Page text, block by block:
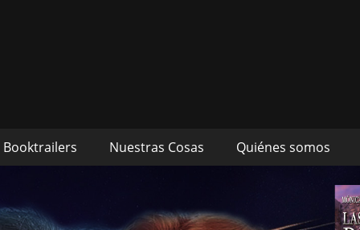
autores Mónica Cueto
Booktrailers Nuestras Cosas Quiénes somos